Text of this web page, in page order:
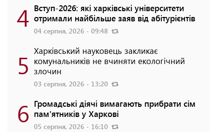
4 Вступ-2026: які харківські університети
отримали найбільше заяв від абітурієнтів
04 серпня, 2026 - 09:48
5 Харківський науковець закликає
комунальників не вчиняти екологічний
злочин
03 серпня, 2026 - 13:20
6 Громадські діячі вимагають прибрати сім
пам'ятників у Харкові
05 серпня, 2026 - 16:10